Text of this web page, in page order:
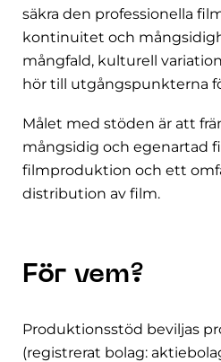
säkra den professionella
kontinuitet och
mångfald, kulturell
hör till utgångspunkterna
Målet med stöden är att
mångsidig och egenartad
filmproduktion och ett
distribution av film.
För vem?
Produktionsstöd beviljas
(registrerat bolag: